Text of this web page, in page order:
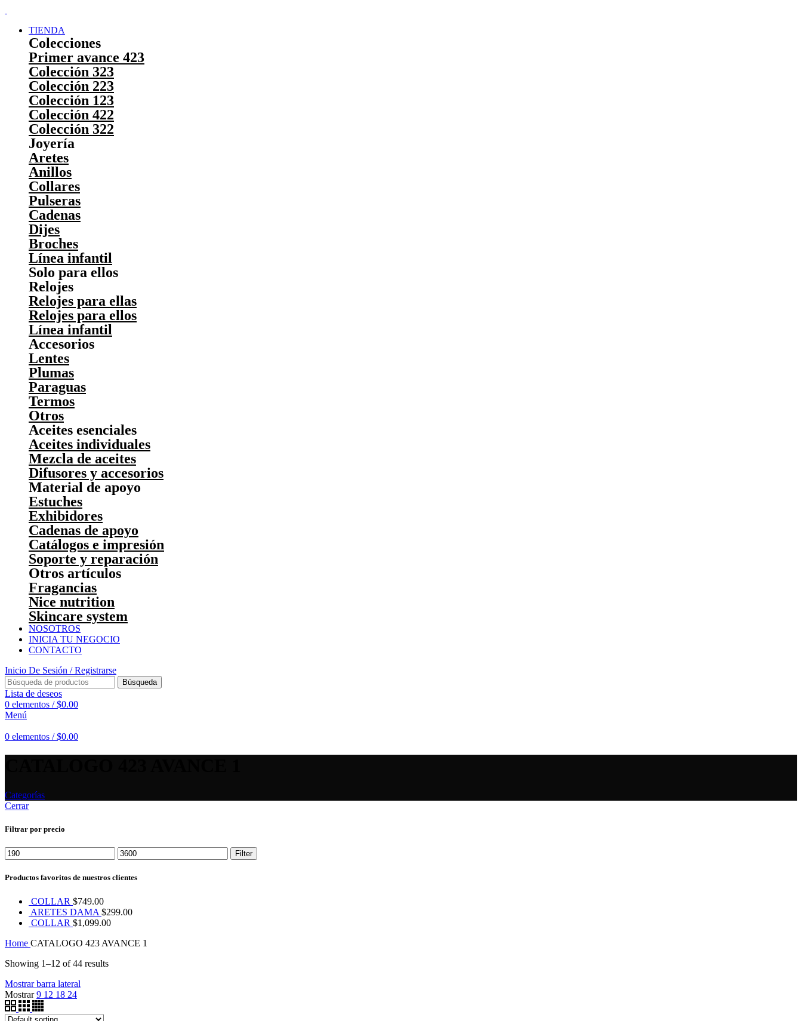
TIENDA
Colecciones
Primer avance 423
Colección 323
Colección 223
Colección 123
Colección 422
Colección 322
Joyería
Aretes
Anillos
Collares
Pulseras
Cadenas
Dijes
Broches
Línea infantil
Solo para ellos
Relojes
Relojes para ellas
Relojes para ellos
Línea infantil
Accesorios
Lentes
Plumas
Paraguas
Termos
Otros
Aceites esenciales
Aceites individuales
Mezcla de aceites
Difusores y accesorios
Material de apoyo
Estuches
Exhibidores
Cadenas de apoyo
Catálogos e impresión
Soporte y reparación
Otros artículos
Fragancias
Nice nutrition
Skincare system
NOSOTROS
INICIA TU NEGOCIO
CONTACTO
Inicio De Sesión / Registrarse
Búsqueda
Lista de deseos
0 elementos / $0.00
Menú
0 elementos / $0.00
Categorías
Cerrar
Filtrar por precio
Min
price
Max
price
Filter
Productos favoritos de nuestros clientes
COLLAR $749.00
ARETES DAMA $299.00
COLLAR $1,099.00
Home CATALOGO 423 AVANCE 1
Showing 1–12 of 44 results
Mostrar barra lateral
Mostrar9 12 18 24